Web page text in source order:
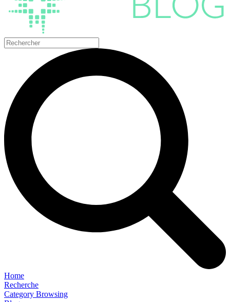
Home
Recherche
Category Browsing